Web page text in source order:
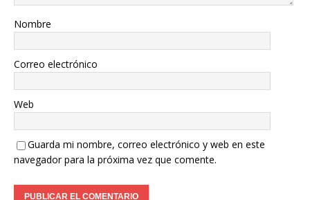
Nombre
Correo electrónico
Web
Guarda mi nombre, correo electrónico y web en este
navegador para la próxima vez que comente.